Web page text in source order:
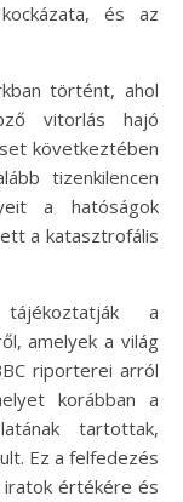
és az
történt, ahol
vitorlás hajó
következtében
tizenkilencen
a hatóságok
a katasztrofális
a
amelyek a világ
riporterei arról
korábban a
tartottak,
Ez a felfedezés
értékére és